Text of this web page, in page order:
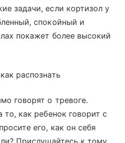
задачи, если кортизол у
спокойный и
покажет более высокий
распознать
говорят о тревоге.
как ребенок говорит с
его, как он себя
Прислушайтесь к тому,